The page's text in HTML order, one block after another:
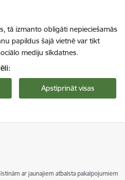
tā izmanto obligāti nepieciešamās
papildus šajā vietnē var tikt
mediju sīkdatnes.
Apstiprināt visas
ar jaunajiem atbalsta pakalpojumiem